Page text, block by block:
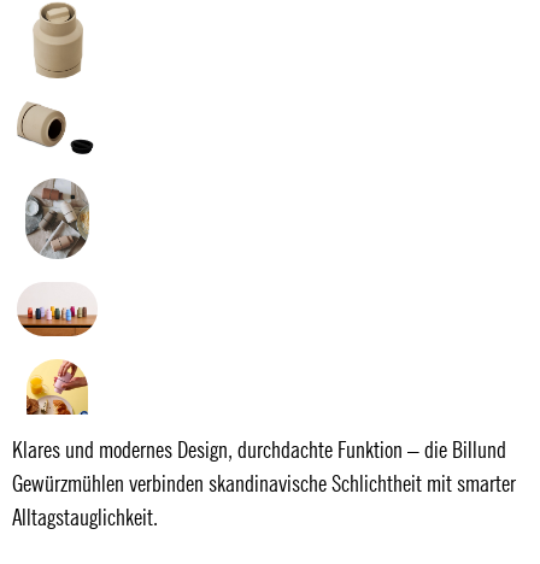
Klares und modernes Design, durchdachte Funktion – die Billund
Gewürzmühlen verbinden skandinavische Schlichtheit mit smarter
Alltagstauglichkeit.